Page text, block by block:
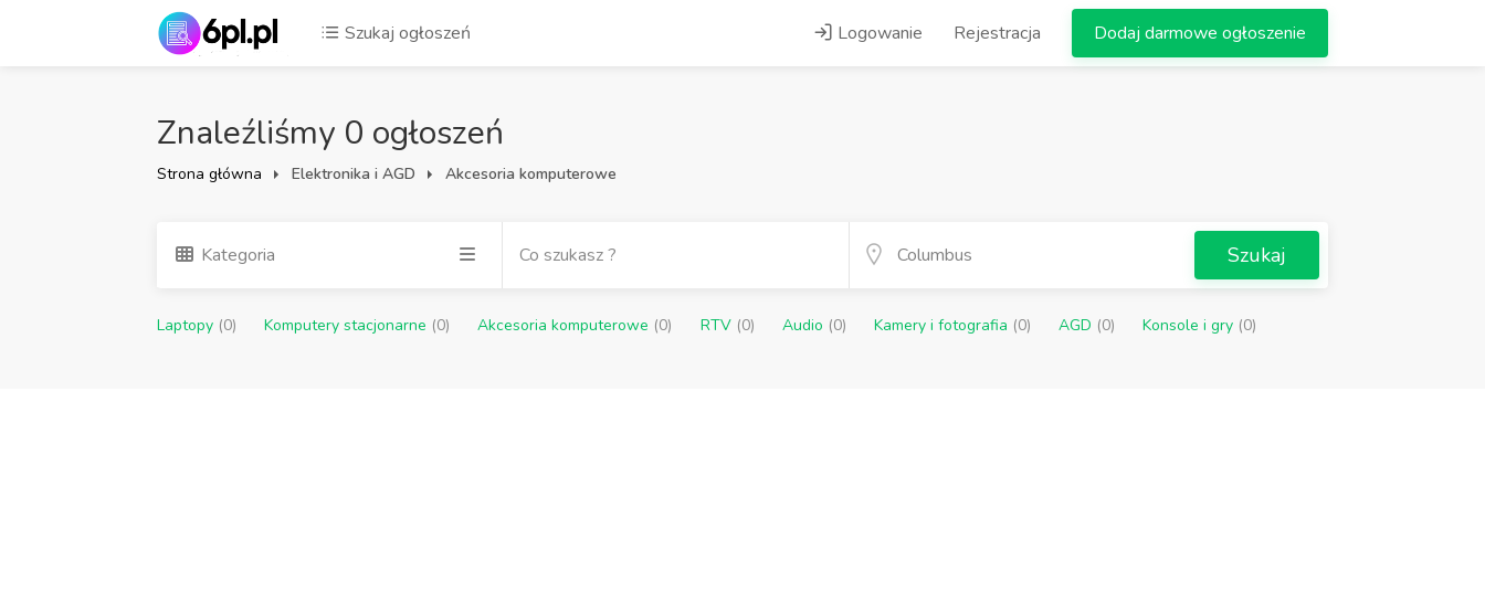
Szukaj ogłoszeń Logowanie Rejestracja Dodaj darmowe ogłoszenie
Znaleźliśmy 0 ogłoszeń
Strona główna Elektronika i AGD Akcesoria komputerowe
Kategoria Szukaj
Laptopy (0) Komputery stacjonarne (0) Akcesoria komputerowe (0) RTV (0) Audio (0) Kamery i fotografia (0) AGD (0) Konsole i gry (0)